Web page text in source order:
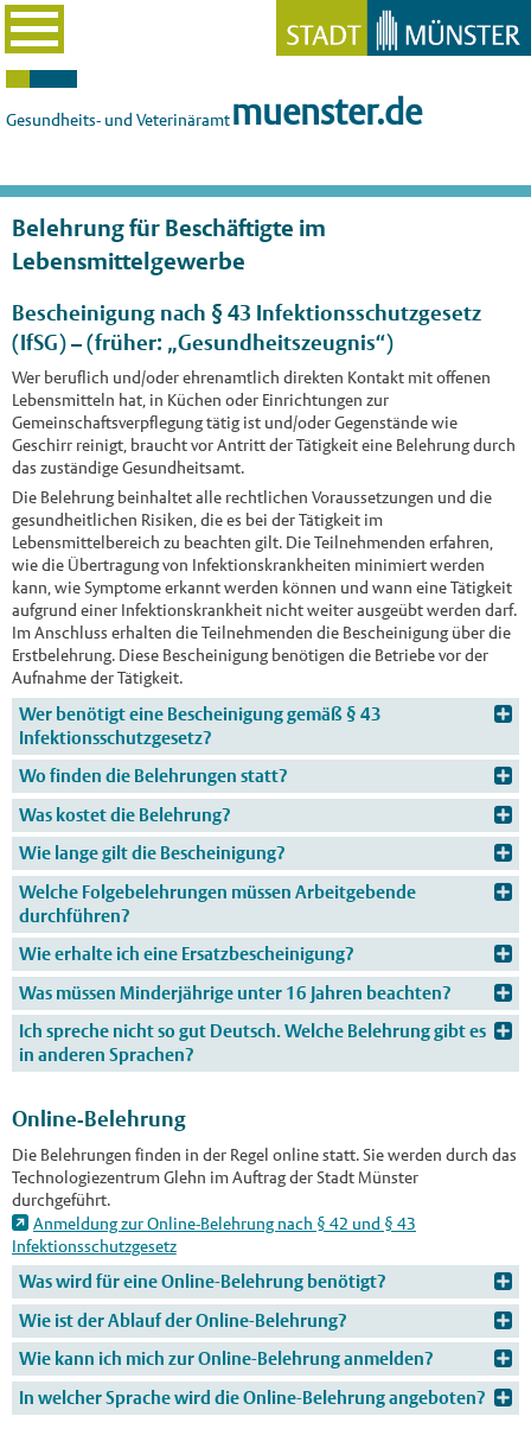
Gesundheits- und Veterinäramtmuenster.de
Belehrung für Beschäftigte im
Lebensmittelgewerbe
Bescheinigung nach § 43 Infektionsschutzgesetz
(IfSG) – (früher: „Gesundheitszeugnis“)
Wer beruflich und/oder ehrenamtlich direkten Kontakt mit offenen
Lebensmitteln hat, in Küchen oder Einrichtungen zur
Gemeinschaftsverpflegung tätig ist und/oder Gegenstände wie
Geschirr reinigt, braucht vor Antritt der Tätigkeit eine Belehrung durch
das zuständige Gesundheitsamt.
Die Belehrung beinhaltet alle rechtlichen Voraussetzungen und die
gesundheitlichen Risiken, die es bei der Tätigkeit im
Lebensmittelbereich zu beachten gilt. Die Teilnehmenden erfahren,
wie die Übertragung von Infektionskrankheiten minimiert werden
kann, wie Symptome erkannt werden können und wann eine Tätigkeit
aufgrund einer Infektionskrankheit nicht weiter ausgeübt werden darf.
Im Anschluss erhalten die Teilnehmenden die Bescheinigung über die
Erstbelehrung. Diese Bescheinigung benötigen die Betriebe vor der
Aufnahme der Tätigkeit.
Wer benötigt eine Bescheinigung gemäß § 43
Infektionsschutzgesetz?
Wo finden die Belehrungen statt?
Was kostet die Belehrung?
Wie lange gilt die Bescheinigung?
Welche Folgebelehrungen müssen Arbeitgebende
durchführen?
Wie erhalte ich eine Ersatzbescheinigung?
Was müssen Minderjährige unter 16 Jahren beachten?
Ich spreche nicht so gut Deutsch. Welche Belehrung gibt es
in anderen Sprachen?
Online-Belehrung
Die Belehrungen finden in der Regel online statt. Sie werden durch das
Technologiezentrum Glehn im Auftrag der Stadt Münster
durchgeführt.
Anmeldung zur Online-Belehrung nach § 42 und § 43
Infektionsschutzgesetz
Was wird für eine Online-Belehrung benötigt?
Wie ist der Ablauf der Online-Belehrung?
Wie kann ich mich zur Online-Belehrung anmelden?
In welcher Sprache wird die Online-Belehrung angeboten?